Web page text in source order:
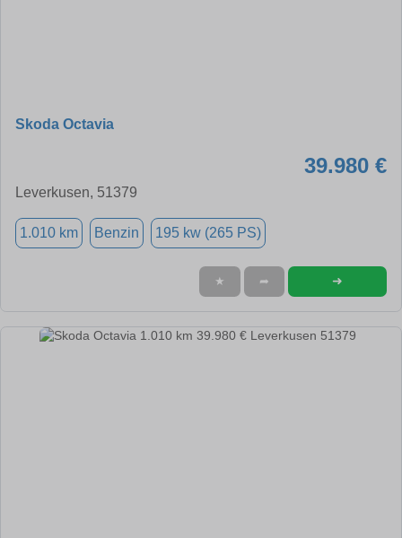
Skoda Octavia
39.980 €
Leverkusen, 51379
1.010 km Benzin 195 kw (265 PS)
★ ➦ ➜